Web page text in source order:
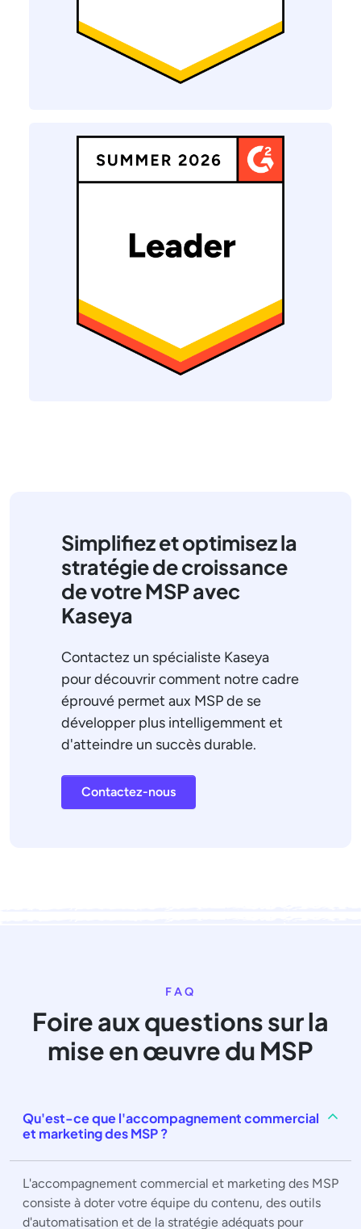
Simplifiez et optimisez la
stratégie de croissance
de votre MSP avec
Kaseya
Contactez un spécialiste Kaseya
pour découvrir comment notre cadre
éprouvé permet aux MSP de se
développer plus intelligemment et
d'atteindre un succès durable.
Contactez-nous
FAQ
Foire aux questions sur la
mise en œuvre du MSP
Qu'est-ce que l'accompagnement commercial
et marketing des MSP ?
L'accompagnement commercial et marketing des MSP
consiste à doter votre équipe du contenu, des outils
d'automatisation et de la stratégie adéquats pour